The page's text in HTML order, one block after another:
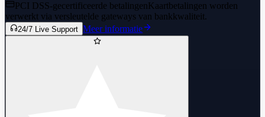
PCI DSS-gecertificeerde betalingen Kaartbetalingen worden
verwerkt via versleutelde gateways van bankkwaliteit.
24/7 Live Support Meer informatie